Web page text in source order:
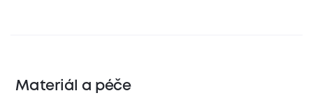
Materiál a péče